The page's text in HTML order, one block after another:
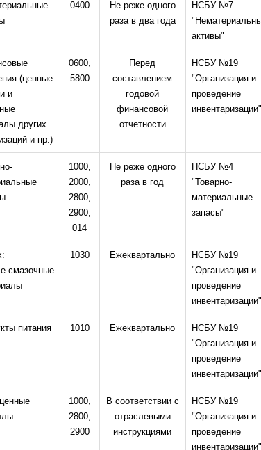
0400
Не реже одного
раза в два года
НСБУ №7
активы"
(ценные
и
других
и пр.)
0600,
5800
Перед
составлением
годовой
финансовой
отчетности
НСБУ №19
"Организация и
проведение
инвентаризации"
1000,
2000,
2800,
2900,
014
Не реже одного
раза в год
НСБУ №4
"Товарно-
материальные
запасы"
смазочные
1030 Ежеквартально
НСБУ №19
"Организация и
проведение
инвентаризации"
питания 1010 Ежеквартально
НСБУ №19
"Организация и
проведение
инвентаризации"
1000,
2800,
2900
В соответствии с
отраслевыми
инструкциями
НСБУ №19
"Организация и
проведение
инвентаризации"